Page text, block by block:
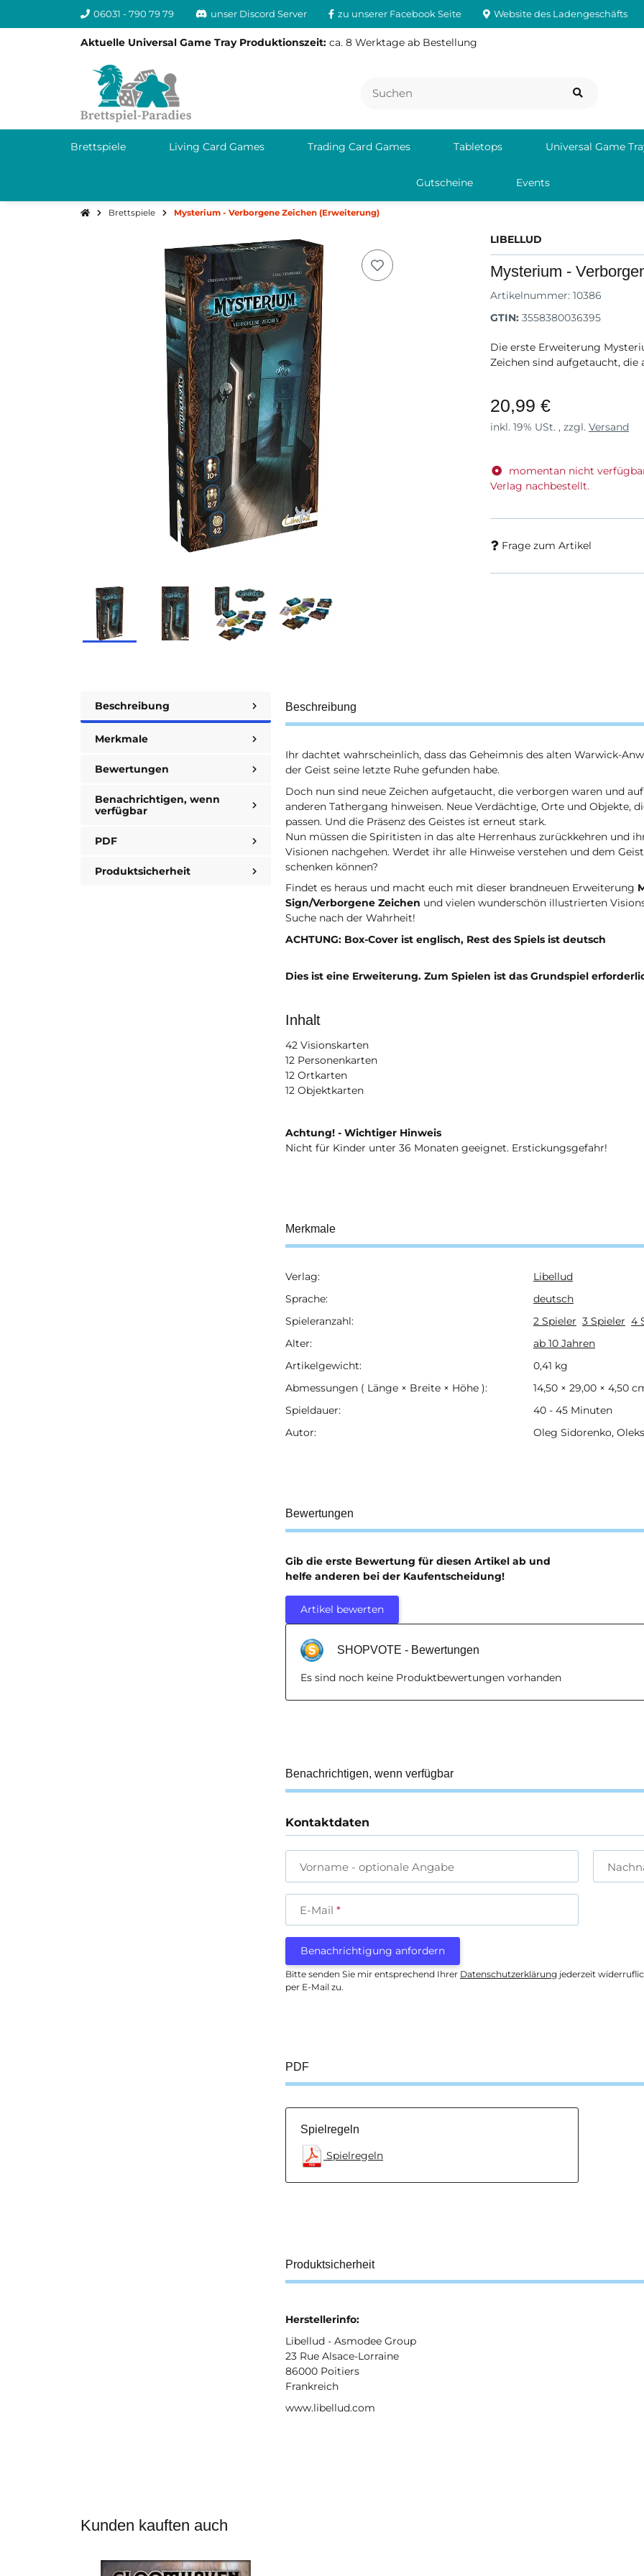
06031 - 790 79 79 unser Discord Server zu unserer Facebook Seite Website des Ladengeschäfts
Aktuelle Universal Game Tray Produktionszeit: ca. 8 Werktage ab Bestellung
Brettspiele Living Card Games Trading Card Games Tabletops Universal Game
Gutscheine Events
Brettspiele Mysterium - Verborgene Zeichen (Erweiterung)
LIBELLUD
Mysterium -
Artikelnummer: 10386
GTIN: 3558380036395
Die erste Erweiterung
Zeichen sind aufgetaucht, die
20,99 €
inkl. 19% USt. , zzgl. Versand
momentan nicht
Verlag nachbestellt.
Frage zum Artikel
Beschreibung
Merkmale
Bewertungen
Benachrichtigen, wenn
verfügbar
PDF
Produktsicherheit
Beschreibung
Ihr dachtet wahrscheinlich, dass das Geheimnis des alten Warwick-
der Geist seine letzte Ruhe gefunden habe.
Doch nun sind neue Zeichen aufgetaucht, die verborgen waren und
anderen Tathergang hinweisen. Neue Verdächtige, Orte und Objekte,
passen. Und die Präsenz des Geistes ist erneut stark.
Nun müssen die Spiritisten in das alte Herrenhaus zurückkehren und
Visionen nachgehen. Werdet ihr alle Hinweise verstehen und dem
schenken können?
Findet es heraus und macht euch mit dieser brandneuen Erweiterung
Sign/Verborgene Zeichen und vielen wunderschön illustrierten
Suche nach der Wahrheit!
ACHTUNG: Box-Cover ist englisch, Rest des Spiels ist deutsch
Dies ist eine Erweiterung. Zum Spielen ist das Grundspiel
Inhalt
42 Visionskarten
12 Personenkarten
12 Ortkarten
12 Objektkarten
Achtung! - Wichtiger Hinweis
Nicht für Kinder unter 36 Monaten geeignet. Erstickungsgefahr!
Merkmale
Produkteigenschaft
Wert
Verlag:
Libellud
Sprache:
deutsch
Spieleranzahl:
2 Spieler 3 Spieler 4
Alter:
ab 10 Jahren
Artikelgewicht:
0,41 kg
Abmessungen ( Länge × Breite × Höhe ):
14,50 × 29,00 × 4,50
Spieldauer:
40 - 45 Minuten
Autor:
Oleg Sidorenko,
Bewertungen
Gib die erste Bewertung für diesen Artikel ab und
helfe anderen bei der Kaufentscheidung!
Artikel bewerten
SHOPVOTE - Bewertungen
Es sind noch keine Produktbewertungen vorhanden
Benachrichtigen, wenn verfügbar
Kontaktdaten
Vorname - optionale Angabe
E-Mail
Benachrichtigung anfordern
Bitte senden Sie mir entsprechend Ihrer Datenschutzerklärung jederzeit
per E-Mail zu.
PDF
Spielregeln
Spielregeln
Produktsicherheit
Herstellerinfo:
Libellud - Asmodee Group
23 Rue Alsace-Lorraine
86000 Poitiers
Frankreich
www.libellud.com
Kunden kauften auch